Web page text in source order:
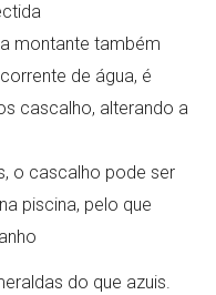
montante também
de água, é
cascalho, alterando a
o cascalho pode ser
piscina, pelo que
do que azuis.